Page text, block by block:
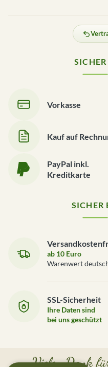
Vorkasse
Kauf auf
PayPal inkl.
Kreditkarte
SICHER
ab 10 Euro
Warenwert
SSL-Sicherheit
Ihre Daten sind
bei uns geschützt
Vielen Dank